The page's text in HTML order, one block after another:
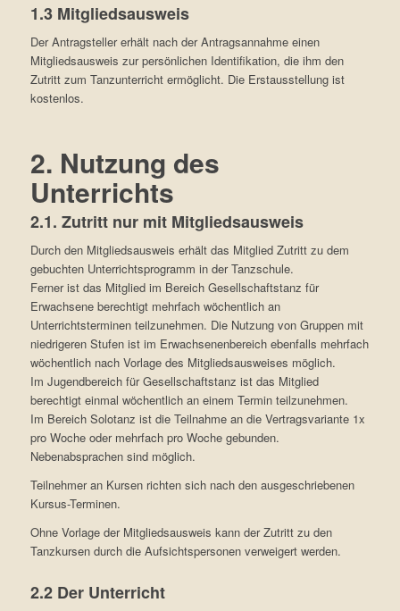
1.3 Mitgliedsausweis
Der Antragsteller erhält nach der Antragsannahme einen
Mitgliedsausweis zur persönlichen Identifikation, die ihm den
Zutritt zum Tanzunterricht ermöglicht. Die Erstausstellung ist
kostenlos.
2. Nutzung des
Unterrichts
2.1. Zutritt nur mit Mitgliedsausweis
Durch den Mitgliedsausweis erhält das Mitglied Zutritt zu dem
gebuchten Unterrichtsprogramm in der Tanzschule.
Ferner ist das Mitglied im Bereich Gesellschaftstanz für
Erwachsene berechtigt mehrfach wöchentlich an
Unterrichtsterminen teilzunehmen. Die Nutzung von Gruppen mit
niedrigeren Stufen ist im Erwachsenenbereich ebenfalls mehrfach
wöchentlich nach Vorlage des Mitgliedsausweises möglich.
Im Jugendbereich für Gesellschaftstanz ist das Mitglied
berechtigt einmal wöchentlich an einem Termin teilzunehmen.
Im Bereich Solotanz ist die Teilnahme an die Vertragsvariante 1x
pro Woche oder mehrfach pro Woche gebunden.
Nebenabsprachen sind möglich.
Teilnehmer an Kursen richten sich nach den ausgeschriebenen
Kursus-Terminen.
Ohne Vorlage der Mitgliedsausweis kann der Zutritt zu den
Tanzkursen durch die Aufsichtspersonen verweigert werden.
2.2 Der Unterricht